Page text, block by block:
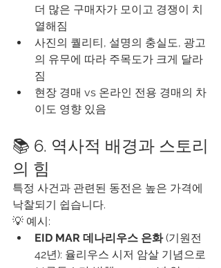
더 많은 구매자가 모이고 경쟁이 치
열해짐
사진의 퀄리티, 설명의 충실도, 광고
의 유무에 따라 주목도가 크게 달라
짐
현장 경매 vs 온라인 전용 경매의 차
이도 영향 있음
📚 6. 역사적 배경과 스토리
의 힘
특정 사건과 관련된 동전은 높은 가격에
낙찰되기 쉽습니다.
💡 예시:
EID MAR 데나리우스 은화 (기원전
42년): 율리우스 시저 암살 기념으로